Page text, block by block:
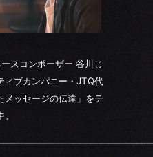
スコンポーザー 谷川じ
ィブカンパニー・JTQ代
メッセージの伝達」をテ